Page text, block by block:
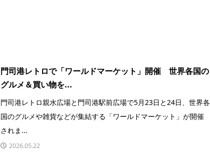
門司港レトロで「ワールドマーケット」開催 世界各国の
グルメ＆買い物を...
門司港レトロ親水広場と門司港駅前広場で5月23日と24日、世界各
国のグルメや雑貨などが集結する「ワールドマーケット」が開催
されま...
2026.05.22